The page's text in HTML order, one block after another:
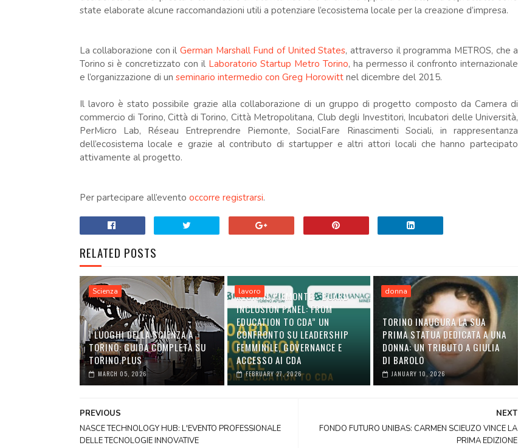
state elaborate alcune raccomandazioni utili a potenziare l’ecosistema locale per la creazione d’impresa.
La collaborazione con ilGerman Marshall Fund of United States, attraverso il programma METROS, che a
Torino si è concretizzato con il Laboratorio Startup Metro Torino, ha permesso il confronto internazionale
e l’organizzazione di un seminario intermedio con Greg Horowitt nel dicembre del 2015.
Il lavoro è stato possibile grazie alla collaborazione di un gruppo di progetto composto da Camera di
commercio di Torino, Città di Torino, Città Metropolitana, Club degli Investitori, Incubatori delle Università,
PerMicro Lab, Réseau Entreprendre Piemonte, SocialFare Rinascimenti Sociali, in rappresentanza
dell’ecosistema locale e grazie al contributo di startupper e altri attori locali che hanno partecipato
attivamente al progetto.
Per partecipare all’evento occorre registrarsi.
RELATED POSTS
Scienza
I LUOGHI DELLA SCIENZA A
TORINO: GUIDA COMPLETA SU
TORINO.PLUS
MARCH 05, 2026
lavoro
REGIONE PIEMONTE: “BOARD
INCLUSION PANEL: FROM
EDUCATION TO CDA” UN
CONFRONTO SU LEADERSHIP
FEMMINILE, GOVERNANCE E
ACCESSO AI CDA
FEBRUARY 27, 2026
donna
TORINO INAUGURA LA SUA
PRIMA STATUA DEDICATA A UNA
DONNA: UN TRIBUTO A GIULIA
DI BAROLO
JANUARY 10, 2026
NEXT
FONDO FUTURO UNIBAS: CARMEN SCIEUZO VINCE LA
PRIMA EDIZIONE
PREVIOUS
NASCE TECHNOLOGY HUB: L'EVENTO PROFESSIONALE
DELLE TECNOLOGIE INNOVATIVE